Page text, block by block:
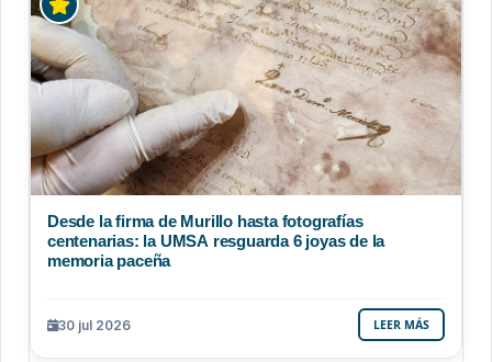
Desde la firma de Murillo hasta fotografías
centenarias: la UMSA resguarda 6 joyas de la
memoria paceña
30 jul 2026 LEER MÁS